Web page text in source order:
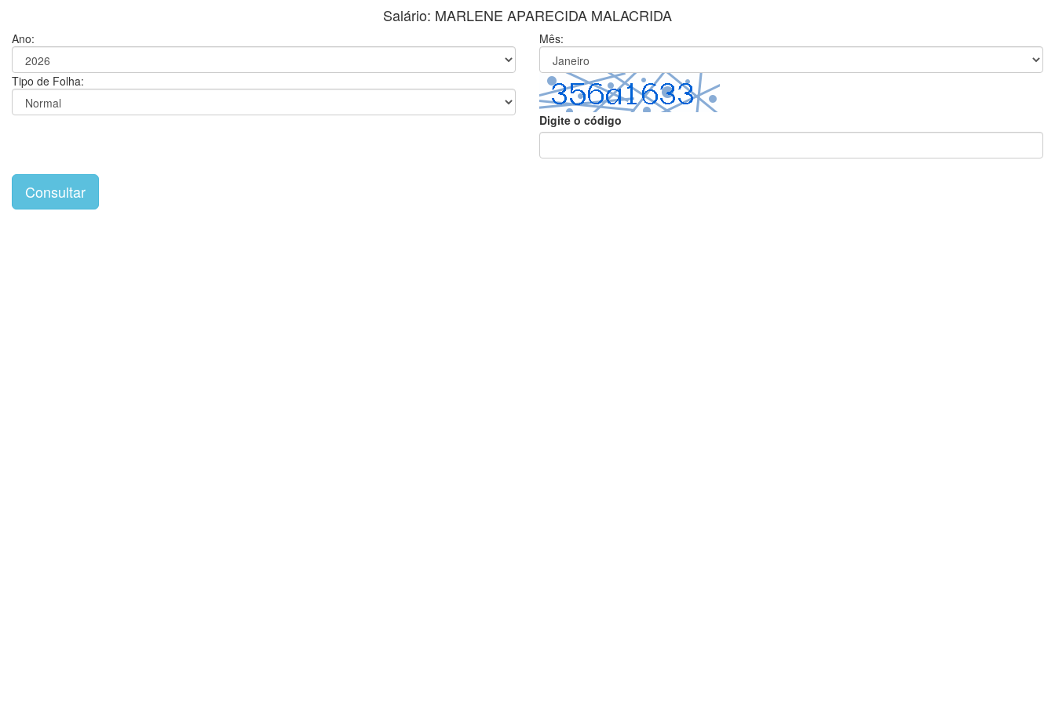
Salário: MARLENE APARECIDA MALACRIDA
Ano: Mês:
Tipo de Folha:
Digite o código